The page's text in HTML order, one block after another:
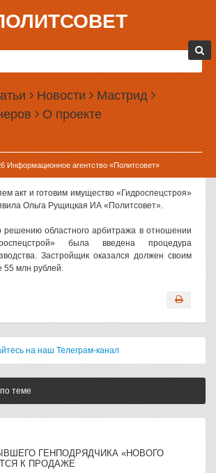
Новости Мастрид
О проекте
Информационное агентство «Политсовет»
«НОВОГО ГРАДА» ГОТОВО К
предприятия «Гидроспецстрой» Ольга
сегодня о завершении инвентаризации
подрядчика строительной компании
проводилась в рамках процедуры
акт и готовим имущество «Гидроспецстроя»
Ольга Рущицкая ИА «Политсовет».
решению областного арбитража в отношении
была введена процедура
Застройщик оказался должен своим
55 млн рублей.
на наш Телеграм-канал
теме
ГЕНПОДРЯДЧИКА «НОВОГО
К ПРОДАЖЕ